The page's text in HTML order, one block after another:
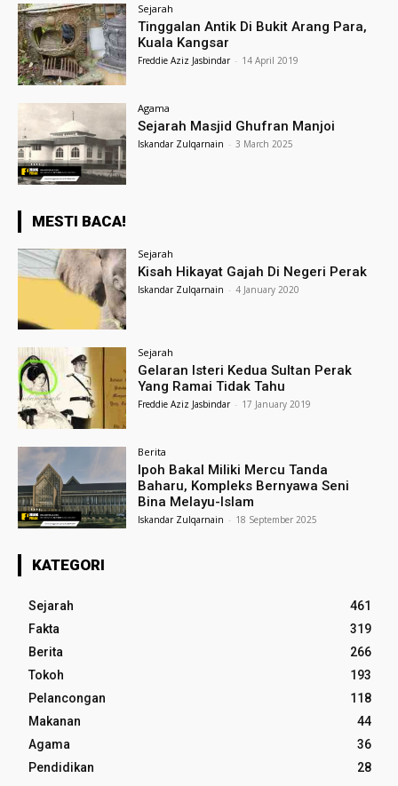
Sejarah
Tinggalan Antik Di Bukit Arang Para,
Kuala Kangsar
Freddie Aziz Jasbindar - 14 April 2019
Agama
Sejarah Masjid Ghufran Manjoi
Iskandar Zulqarnain - 3 March 2025
MESTI BACA!
Sejarah
Kisah Hikayat Gajah Di Negeri Perak
Iskandar Zulqarnain - 4 January 2020
Sejarah
Gelaran Isteri Kedua Sultan Perak
Yang Ramai Tidak Tahu
Freddie Aziz Jasbindar - 17 January 2019
Berita
Ipoh Bakal Miliki Mercu Tanda
Baharu, Kompleks Bernyawa Seni
Bina Melayu-Islam
Iskandar Zulqarnain - 18 September 2025
KATEGORI
Sejarah
461
Fakta
319
Berita
266
Tokoh
193
Pelancongan
118
Makanan
44
Agama
36
Pendidikan
28